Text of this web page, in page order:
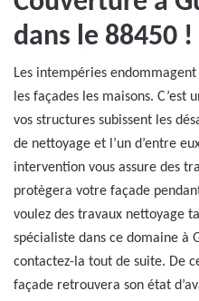
dans le 88450 !
Les intempéries
les façades les maisons.
vos structures subissent les
de nettoyage et l’un d’entre
intervention vous assure des
protègera votre façade
voulez des travaux nettoyage
spécialiste dans ce domaine à
contactez-la tout de suite. De
façade retrouvera son état